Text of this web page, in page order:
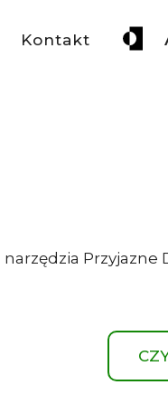
Kontakt
Przyjazne